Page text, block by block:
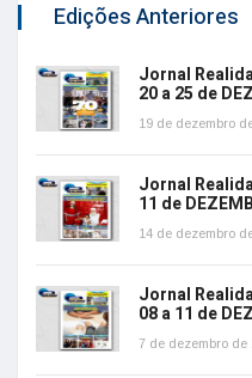
Edições Anteriores
Jornal
20 a 25 de
19 de dezembro
Jornal
11 de
14 de dezembro
Jornal
08 a 11 de
7 de dezembro de